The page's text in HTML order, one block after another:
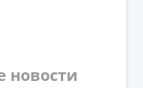
новости